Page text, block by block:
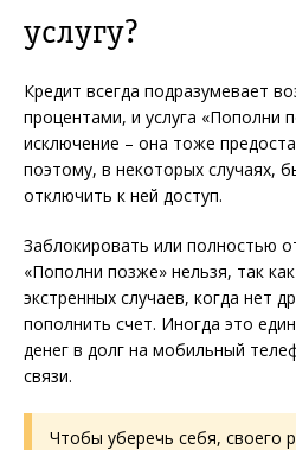
услугу?
Кредит всегда подразумевает
процентами, и услуга «Пополни
исключение – она тоже
поэтому, в некоторых случаях,
отключить к ней доступ.
Заблокировать или полностью
«Пополни позже» нельзя, так
экстренных случаев, когда нет
пополнить счет. Иногда это
денег в долг на мобильный
связи.
Чтобы уберечь себя, своего